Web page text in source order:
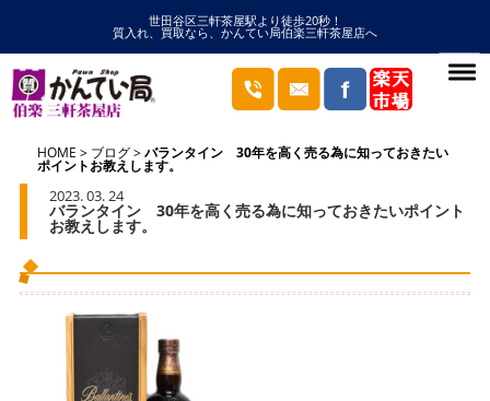
世田谷区三軒茶屋駅より徒歩20秒！
質入れ、買取なら、かんてい局伯楽三軒茶屋店へ
HOME ブログ バランタイン 30年を高く売る為に知っておきたい
ポイントお教えします。
2023. 03. 24
バランタイン 30年を高く売る為に知っておきたいポイント
お教えします。